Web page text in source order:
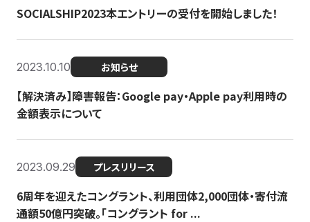
SOCIALSHIP2023本エントリーの受付を開始しました！
2023.10.10 お知らせ
【解決済み】障害報告：Google pay・Apple pay利用時の
金額表示について
2023.09.29 プレスリリース
6周年を迎えたコングラント、利用団体2,000団体・寄付流
通額50億円突破。「コングラント for ...